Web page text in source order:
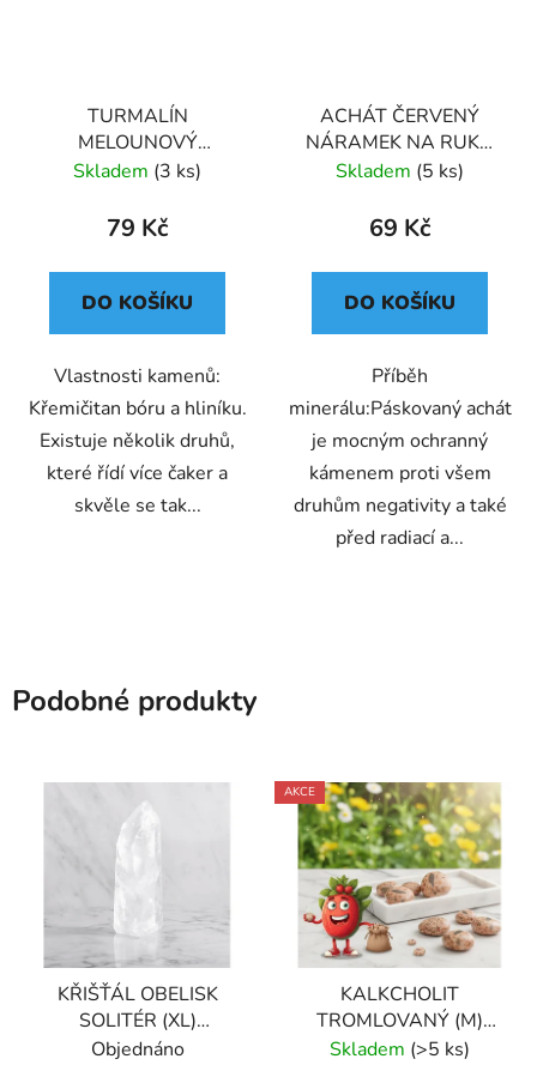
TURMALÍN
MELOUNOVÝ
NÁRAMEK NA RUKU
Skladem (3 ks)
79 Kč
DO KOŠÍKU
Vlastnosti kamenů:
Křemičitan bóru a hliníku.
Existuje několik druhů,
které řídí více čaker a
skvěle se tak...
ACHÁT ČERVENÝ
NÁRAMEK NA RUKU
KLASICKÝ (UNISEX)
Skladem (5 ks)
69 Kč
DO KOŠÍKU
Příběh
minerálu:Páskovaný achát
je mocným ochranný
kámenem proti všem
druhům negativity a také
před radiací a...
Podobné produkty
KŘIŠŤÁL OBELISK
SOLITÉR (XL)
PREMIUM BRAZÍLIE
Objednáno
AKCE
KALKCHOLIT
TROMLOVANÝ (M)
PERU
Skladem (>5 ks)